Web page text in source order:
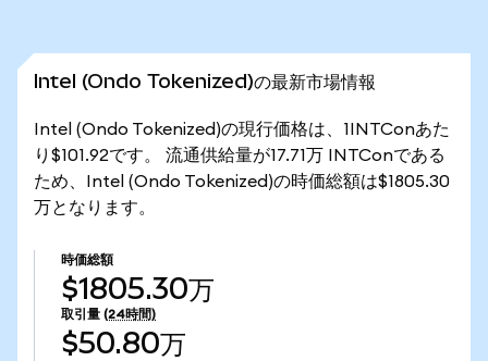
Intel (Ondo Tokenized)の最新市場情報
Intel (Ondo Tokenized)の現行価格は、1INTConあた
り$101.92です。 流通供給量が17.71万 INTConである
ため、Intel (Ondo Tokenized)の時価総額は$1805.30
万となります。
時価総額
$1805.30万
取引量 (24時間)
$50.80万